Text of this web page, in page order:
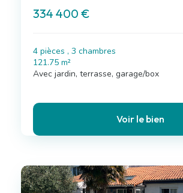
334 400 €
4 pièces , 3 chambres
121.75 m²
Avec jardin, terrasse, garage/box
Voir le bien